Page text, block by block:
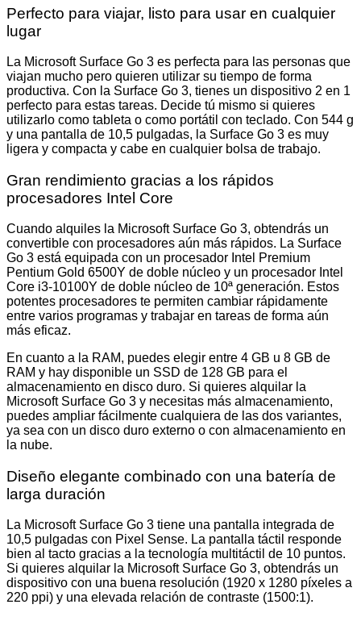
Perfecto para viajar, listo para usar en cualquier
lugar
La Microsoft Surface Go 3 es perfecta para las personas que
viajan mucho pero quieren utilizar su tiempo de forma
productiva. Con la Surface Go 3, tienes un dispositivo 2 en 1
perfecto para estas tareas. Decide tú mismo si quieres
utilizarlo como tableta o como portátil con teclado. Con 544 g
y una pantalla de 10,5 pulgadas, la Surface Go 3 es muy
ligera y compacta y cabe en cualquier bolsa de trabajo.
Gran rendimiento gracias a los rápidos
procesadores Intel Core
Cuando alquiles la Microsoft Surface Go 3, obtendrás un
convertible con procesadores aún más rápidos. La Surface
Go 3 está equipada con un procesador Intel Premium
Pentium Gold 6500Y de doble núcleo y un procesador Intel
Core i3-10100Y de doble núcleo de 10ª generación. Estos
potentes procesadores te permiten cambiar rápidamente
entre varios programas y trabajar en tareas de forma aún
más eficaz.
En cuanto a la RAM, puedes elegir entre 4 GB u 8 GB de
RAM y hay disponible un SSD de 128 GB para el
almacenamiento en disco duro. Si quieres alquilar la
Microsoft Surface Go 3 y necesitas más almacenamiento,
puedes ampliar fácilmente cualquiera de las dos variantes,
ya sea con un disco duro externo o con almacenamiento en
la nube.
Diseño elegante combinado con una batería de
larga duración
La Microsoft Surface Go 3 tiene una pantalla integrada de
10,5 pulgadas con Pixel Sense. La pantalla táctil responde
bien al tacto gracias a la tecnología multitáctil de 10 puntos.
Si quieres alquilar la Microsoft Surface Go 3, obtendrás un
dispositivo con una buena resolución (1920 x 1280 píxeles a
220 ppi) y una elevada relación de contraste (1500:1).